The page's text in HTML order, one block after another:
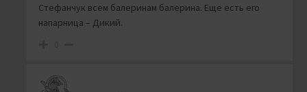
Стефанчук всем балеринам балерина. Еще есть его
напарница – Дикий.